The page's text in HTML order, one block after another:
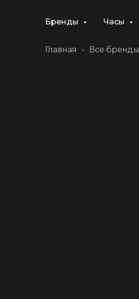
Бренды Часы
Главная Все бренды